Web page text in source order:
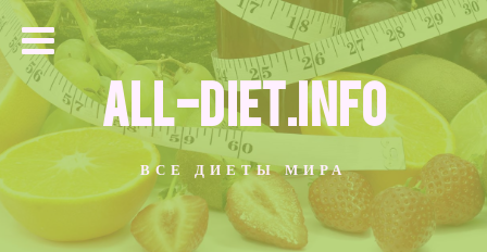
ALL-DIET.INFO
ВСЕ ДИЕТЫ МИРА